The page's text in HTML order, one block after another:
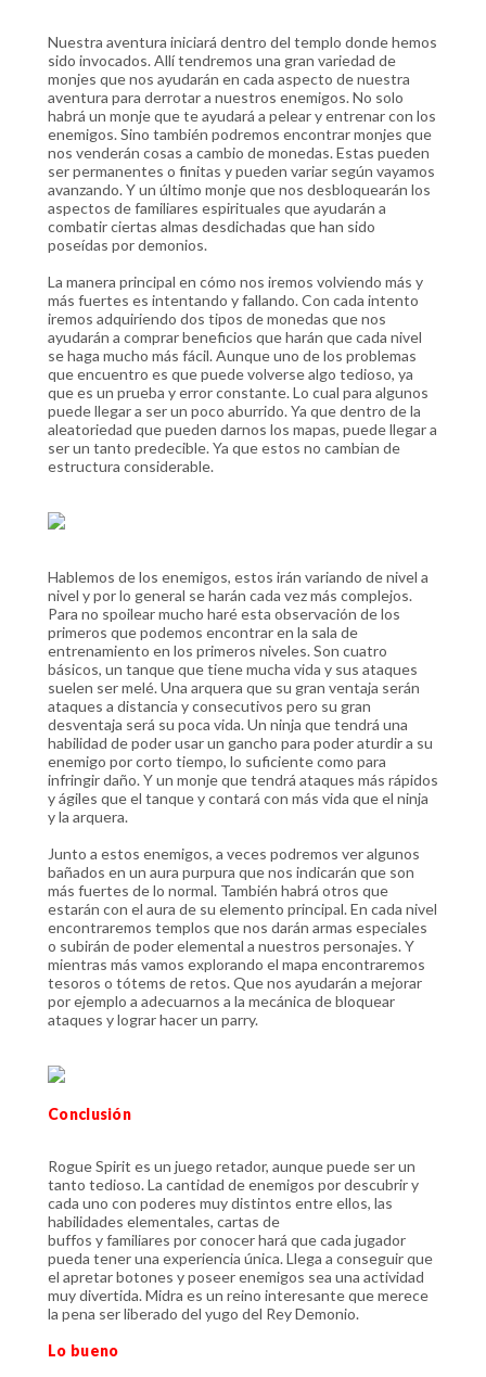
Nuestra aventura iniciará dentro del templo donde hemos
sido invocados. Allí tendremos una gran variedad de
monjes que nos ayudarán en cada aspecto de nuestra
aventura para derrotar a nuestros enemigos. No solo
habrá un monje que te ayudará a pelear y entrenar con los
enemigos. Sino también podremos encontrar monjes que
nos venderán cosas a cambio de monedas. Estas pueden
ser permanentes o finitas y pueden variar según vayamos
avanzando. Y un último monje que nos desbloquearán los
aspectos de familiares espirituales que ayudarán a
combatir ciertas almas desdichadas que han sido
poseídas por demonios.
La manera principal en cómo nos iremos volviendo más y
más fuertes es intentando y fallando. Con cada intento
iremos adquiriendo dos tipos de monedas que nos
ayudarán a comprar beneficios que harán que cada nivel
se haga mucho más fácil. Aunque uno de los problemas
que encuentro es que puede volverse algo tedioso, ya
que es un prueba y error constante. Lo cual para algunos
puede llegar a ser un poco aburrido. Ya que dentro de la
aleatoriedad que pueden darnos los mapas, puede llegar a
ser un tanto predecible. Ya que estos no cambian de
estructura considerable.
Hablemos de los enemigos, estos irán variando de nivel a
nivel y por lo general se harán cada vez más complejos.
Para no spoilear mucho haré esta observación de los
primeros que podemos encontrar en la sala de
entrenamiento en los primeros niveles. Son cuatro
básicos, un tanque que tiene mucha vida y sus ataques
suelen ser melé. Una arquera que su gran ventaja serán
ataques a distancia y consecutivos pero su gran
desventaja será su poca vida. Un ninja que tendrá una
habilidad de poder usar un gancho para poder aturdir a su
enemigo por corto tiempo, lo suficiente como para
infringir daño. Y un monje que tendrá ataques más rápidos
y ágiles que el tanque y contará con más vida que el ninja
y la arquera.
Junto a estos enemigos, a veces podremos ver algunos
bañados en un aura purpura que nos indicarán que son
más fuertes de lo normal. También habrá otros que
estarán con el aura de su elemento principal. En cada nivel
encontraremos templos que nos darán armas especiales
o subirán de poder elemental a nuestros personajes. Y
mientras más vamos explorando el mapa encontraremos
tesoros o tótems de retos. Que nos ayudarán a mejorar
por ejemplo a adecuarnos a la mecánica de bloquear
ataques y lograr hacer un parry.
Conclusión
Rogue Spirit es un juego retador, aunque puede ser un
tanto tedioso. La cantidad de enemigos por descubrir y
cada uno con poderes muy distintos entre ellos, las
habilidades elementales, cartas de
buffos y familiares por conocer hará que cada jugador
pueda tener una experiencia única. Llega a conseguir que
el apretar botones y poseer enemigos sea una actividad
muy divertida. Midra es un reino interesante que merece
la pena ser liberado del yugo del Rey Demonio.
Lo bueno